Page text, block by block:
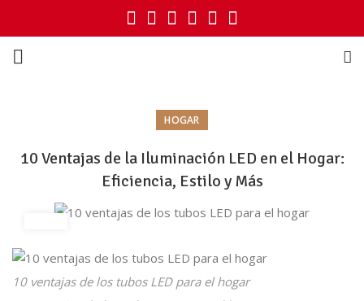
HOGAR
10 Ventajas de la Iluminación LED en el Hogar:
Eficiencia, Estilo y Más
10 ventajas de los tubos LED para el hogar